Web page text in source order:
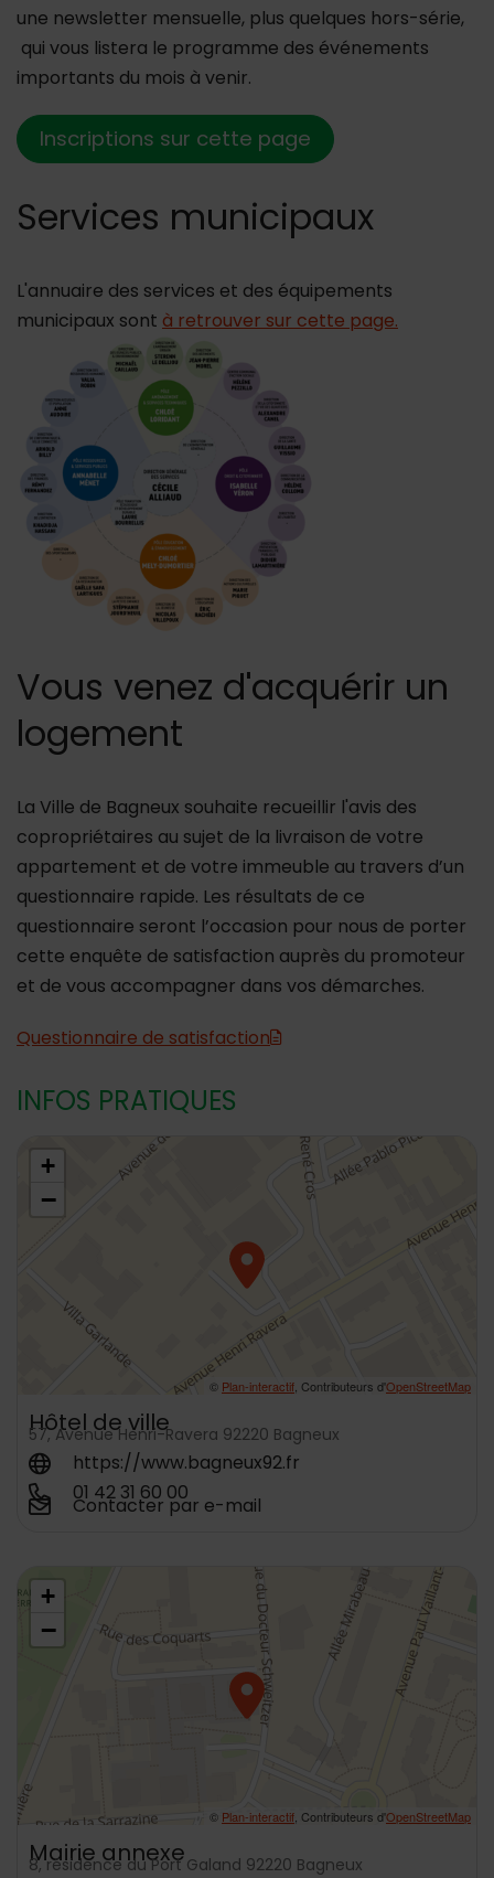
une newsletter mensuelle, plus quelques hors-série,
qui vous listera le programme des événements
importants du mois à venir.
Inscriptions sur cette page
Services municipaux
L'annuaire des services et des équipements
municipaux sont à retrouver sur cette page.
Vous venez d'acquérir un
logement
La Ville de Bagneux souhaite recueillir l'avis des
copropriétaires au sujet de la livraison de votre
appartement et de votre immeuble au travers d’un
questionnaire rapide. Les résultats de ce
questionnaire seront l’occasion pour nous de porter
cette enquête de satisfaction auprès du promoteur
et de vous accompagner dans vos démarches.
Questionnaire de satisfaction
INFOS PRATIQUES
48.7989059,2.304048
+
−
© Plan-interactif , Contributeurs d'OpenStreetMap
Hôtel de ville
57, Avenue Henri-Ravera 92220 Bagneux
https://www.bagneux92.fr
01 42 31 60 00
Contacter par e-mail
+
−
© Plan-interactif , Contributeurs d'OpenStreetMap
Mairie annexe
8, résidence du Port Galand 92220 Bagneux